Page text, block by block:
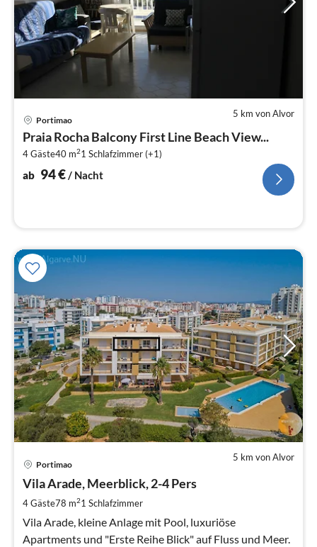
5 km von Alvor
Portimao
Praia Rocha Balcony First Line Beach View...
4 Gäste40 m21 Schlafzimmer (+1)
ab 94€/ Nacht
5 km von Alvor
Portimao
Vila Arade, Meerblick, 2-4 Pers
4 Gäste78 m21 Schlafzimmer
Vila Arade, kleine Anlage mit Pool, luxuriöse
Apartments und "Erste Reihe Blick" auf Fluss und Meer.